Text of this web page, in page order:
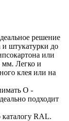
решение
и штукатурки до
или
мм. Легко и
клея или на
О -
подходит
RAL.